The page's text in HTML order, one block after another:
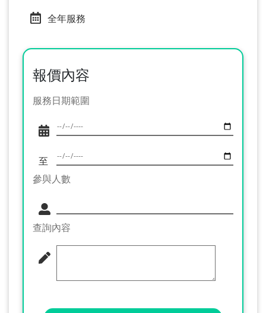
全年服務
報價內容
服務日期範圍
至
參與人數
查詢內容